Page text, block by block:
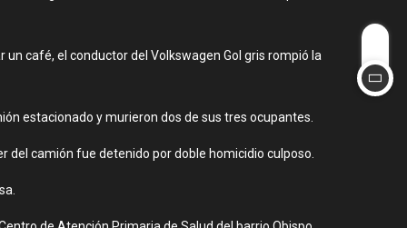
café, el conductor del Volkswagen Gol gris rompió la
estacionado y murieron dos de sus tres ocupantes.
del camión fue detenido por doble homicidio culposo.